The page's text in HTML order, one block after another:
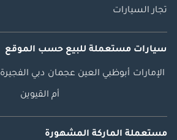
تجار السيارات
سيارات مستعملة للبيع حسب الموقع
الإمارات أبوظبي العين عجمان دبي الفجيرة
أم القيوين
مستعملة الماركة المشهورة